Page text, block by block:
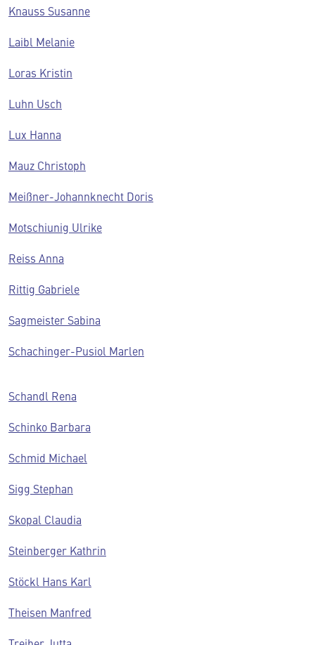
Knauss Susanne
Laibl Melanie
Loras Kristin
Luhn Usch
Lux Hanna
Mauz Christoph
Meißner-Johannknecht Doris
Motschiunig Ulrike
Reiss Anna
Rittig Gabriele
Sagmeister Sabina
Schachinger-Pusiol Marlen
Schandl Rena
Schinko Barbara
Schmid Michael
Sigg Stephan
Skopal Claudia
Steinberger Kathrin
Stöckl Hans Karl
Theisen Manfred